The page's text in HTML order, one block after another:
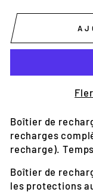
Boîtier de
recharges
recharge).
Boîtier de
les protections